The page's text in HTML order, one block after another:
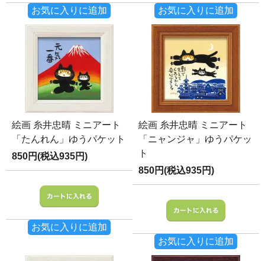
お気に入りに追加 お気に入りに追加
絵画 糸井忠晴 ミニアート
「たんれん」ゆうパケット
850円(税込935円)
お気に入りに追加
絵画 糸井忠晴 ミニアート
「ニャンジャ」ゆうパケッ
ト
850円(税込935円)
お気に入りに追加